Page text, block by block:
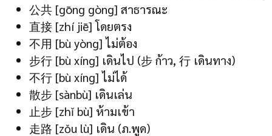
公共 [gōng gòng] สาธารณะ
直接 [zhí jiē] โดยตรง
不用 [bù yòng] ไม่ต้อง
步行 [bù xíng] เดินไป (步 ก้าว, 行 เดินทาง)
不行 [bù xíng] ไม่ได้
散步 [sànbù] เดินเล่น
止步 [zhǐ bù] ห้ามเข้า
走路 [zǒu lù] เดิน (ภ.พูด)